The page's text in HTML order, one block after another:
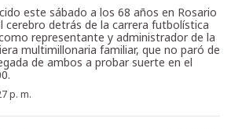
este sábado a los 68 años en Rosario
cerebro detrás de la carrera futbolística
representante y administrador de la
multimillonaria familiar, que no paró de
de ambos a probar suerte en el
p. m.